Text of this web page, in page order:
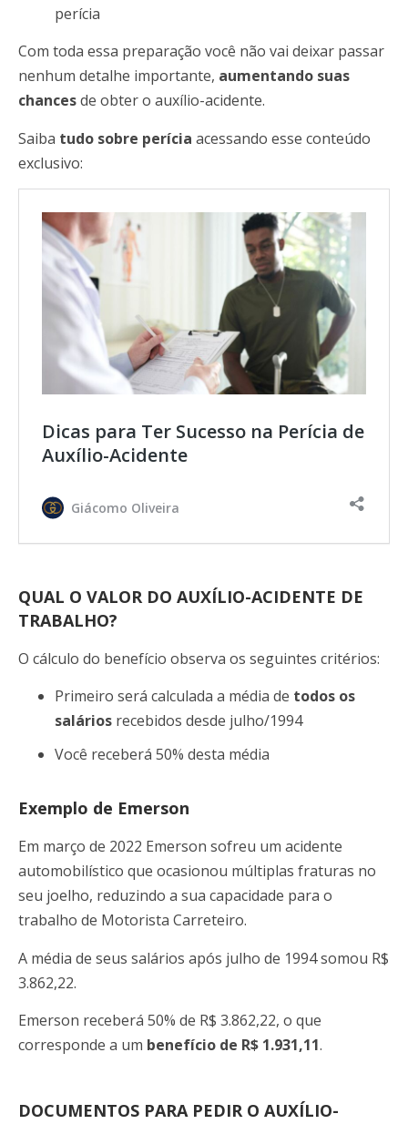
perícia
Com toda essa preparação você não vai deixar passar
nenhum detalhe importante, aumentando suas
chancesde obter o auxílio-acidente.
Saiba tudo sobre perícia acessando esse conteúdo
exclusivo:
Dicas para Ter Sucesso na Perícia de
Auxílio-Acidente
Giácomo Oliveira
QUAL O VALOR DO AUXÍLIO-ACIDENTE DE
TRABALHO?
O cálculo do benefício observa os seguintes critérios:
Primeiro será calculada a média de todos os
salários recebidos desde julho/1994
Você receberá 50% desta média
Exemplo de Emerson
Em março de 2022 Emerson sofreu um acidente
automobilístico que ocasionou múltiplas fraturas no
seu joelho, reduzindo a sua capacidade para o
trabalho de Motorista Carreteiro.
A média de seus salários após julho de 1994 somou R$
3.862,22.
Emerson receberá 50% de R$ 3.862,22, o que
corresponde a um benefício de R$ 1.931,11.
DOCUMENTOS PARA PEDIR O AUXÍLIO-